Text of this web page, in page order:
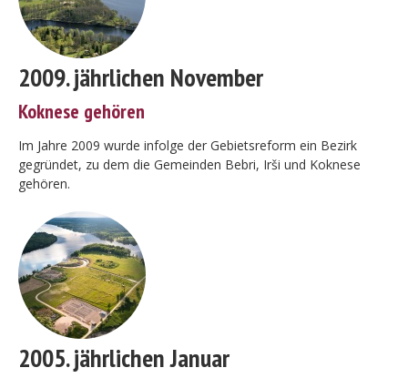
2009. jährlichen November
Koknese gehören
Im Jahre 2009 wurde infolge der Gebietsreform ein Bezirk
gegründet, zu dem die Gemeinden Bebri, Irši und Koknese
gehören.
2005. jährlichen Januar